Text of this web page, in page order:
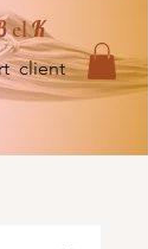
elK
client